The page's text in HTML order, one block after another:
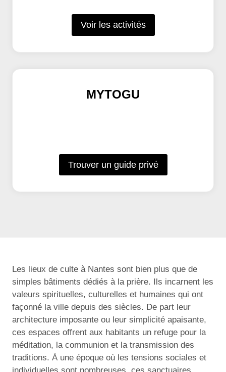
Voir les activités
MYTOGU
Trouver un guide privé
Les lieux de culte à Nantes sont bien plus que de
simples bâtiments dédiés à la prière. Ils incarnent les
valeurs spirituelles, culturelles et humaines qui ont
façonné la ville depuis des siècles. De part leur
architecture imposante ou leur simplicité apaisante,
ces espaces offrent aux habitants un refuge pour la
méditation, la communion et la transmission des
traditions. À une époque où les tensions sociales et